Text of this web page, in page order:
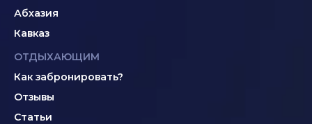
Абхазия
Кавказ
ОТДЫХАЮЩИМ
Как забронировать?
Отзывы
Статьи